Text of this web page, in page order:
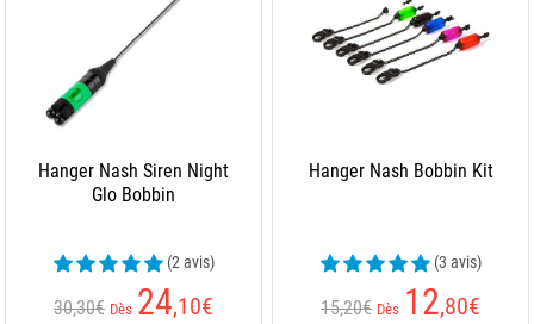
Hanger Nash Siren Night
Glo Bobbin
(2 avis)
30,30€ Dès 24,10€
Hanger Nash Bobbin Kit
(3 avis)
15,20€ Dès 12,80€